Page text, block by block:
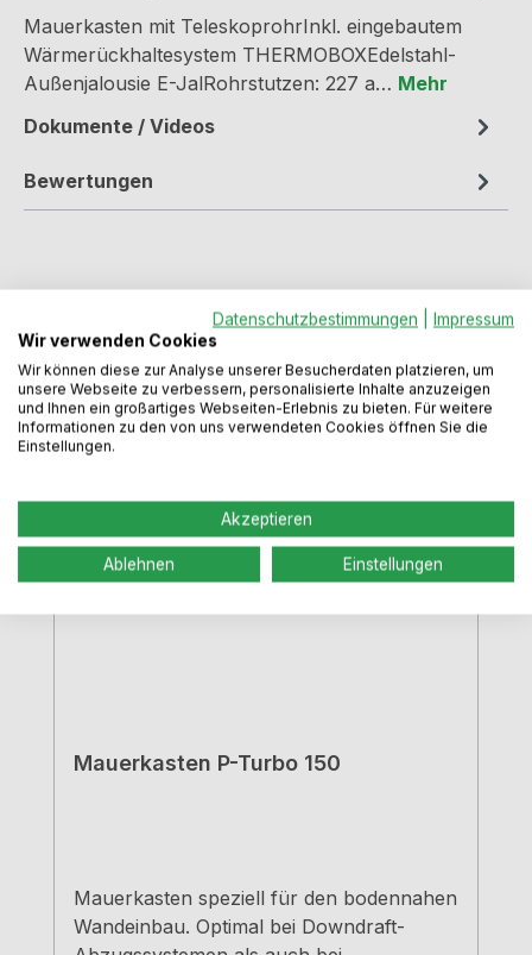
Mauerkasten mit TeleskoprohrInkl. eingebautem
Wärmerückhaltesystem THERMOBOXEdelstahl-
Außenjalousie E-JalRohrstutzen: 227 a… Mehr
Dokumente / Videos
Bewertungen
Produktgalerie überspringen
Varianten
Mauerkasten P-Turbo 150
Mauerkasten speziell für den bodennahen
Wandeinbau. Optimal bei Downdraft-
Datenschutzbestimmungen
Impressum
Wir verwenden Cookies
Wir können diese zur Analyse unserer Besucherdaten platzieren, um
unsere Webseite zu verbessern, personalisierte Inhalte anzuzeigen
und Ihnen ein großartiges Webseiten-Erlebnis zu bieten. Für weitere
Informationen zu den von uns verwendeten Cookies öffnen Sie die
Einstellungen.
Akzeptieren
Ablehnen Einstellungen